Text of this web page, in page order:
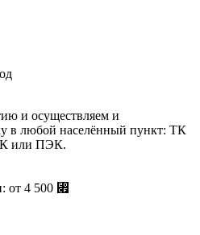
и осуществляем и
в любой населённый пункт: ТК
или ПЭК.
от 4 500 ⃏